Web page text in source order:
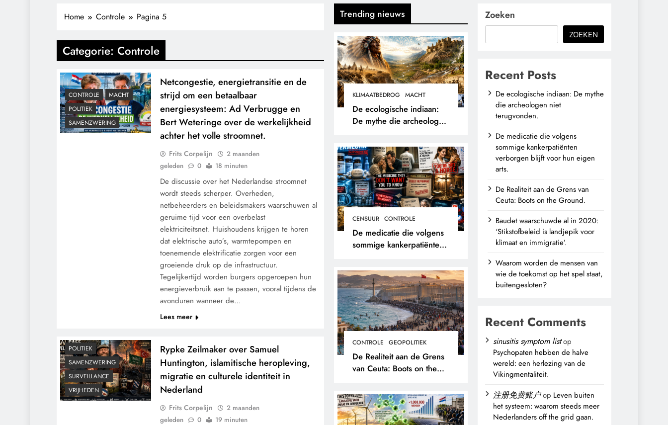
Trending nieuws
KLIMAATBEDROG MACHT
De ecologische indiaan:
De mythe die archeologen
CENSUUR CONTROLE
De medicatie die volgens
sommige kankerpatiënten
eigen arts.
CONTROLE GEOPOLITIEK
De Realiteit aan de Grens
van Ceuta: Boots on the
Home Controle Pagina 5
Categorie: Controle
CONTROLE
MACHT
POLITIEK
SAMENZWERING
Netcongestie, energietransitie en de
strijd om een betaalbaar
energiesysteem: Ad Verbrugge en
Bert Weteringe over de werkelijkheid
achter het volle stroomnet.
Frits Corpelijn
2 maanden
geleden
0 18 minuten
De discussie over het Nederlandse stroomnet
wordt steeds scherper. Overheden,
netbeheerders en beleidsmakers waarschuwen al
geruime tijd voor een overbelast
elektriciteitsnet. Huishoudens krijgen te horen
dat elektrische auto’s, warmtepompen en
toenemende elektrificatie zorgen voor een
groeiende druk op de infrastructuur.
Tegelijkertijd worden burgers opgeroepen hun
energieverbruik aan te passen, vooral tijdens de
avonduren wanneer de…
Lees meer
POLITIEK
SAMENZWERING
SURVEILLANCE
VRIJHEDEN
Rypke Zeilmaker over Samuel
Huntington, islamitische heropleving,
migratie en culturele identiteit in
Nederland
Frits Corpelijn
2 maanden
geleden
0 19 minuten
Zoeken
ZOEKEN
Recent Posts
De ecologische indiaan: De mythe
die archeologen niet
terugvonden.
De medicatie die volgens
sommige kankerpatiënten
verborgen blijft voor hun eigen
arts.
De Realiteit aan de Grens van
Ceuta: Boots on the Ground.
Baudet waarschuwde al in 2020:
‘Stikstofbeleid is landjepik voor
klimaat en immigratie’.
Waarom worden de mensen van
wie de toekomst op het spel staat,
buitengesloten?
Recent Comments
sinusitis symptom listop
Psychopaten hebben de halve
wereld: een herlezing van de
Vikingmentaliteit.
注册免费账户op Leven buiten
het systeem: waarom steeds meer
Nederlanders off the grid gaan.